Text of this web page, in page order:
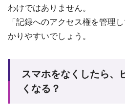
わけではありません。
「記録へのアクセス権を管理
かりやすいでしょう。
スマホをなくしたら、
くなる？